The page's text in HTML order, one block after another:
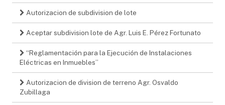
Autorizacion de subdivision de lote
Aceptar subdivision lote de Agr. Luis E. Pérez Fortunato
“Reglamentación para la Ejecución de Instalaciones
Eléctricas en Inmuebles”
Autorizacion de division de terreno Agr. Osvaldo
Zubillaga